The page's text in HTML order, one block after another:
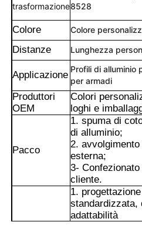
trasformazione8528
Colore Colore
Distanze Lunghezza
Applicazione
Profili di alluminio
per armadi
Produttori
OEM
Colori
loghi e
Pacco
1. spuma di
di alluminio;
2.
esterna;
3-
cliente.
1.
standardizzata,
adattabilità